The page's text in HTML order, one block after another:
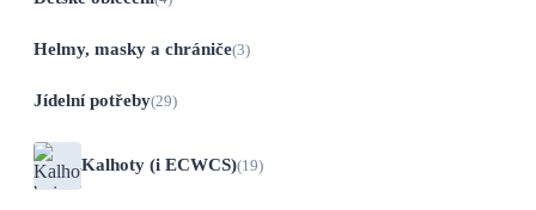
Helmy, masky a chrániče(3)
Jídelní potřeby(29)
Kalhoty (i ECWCS)(19)